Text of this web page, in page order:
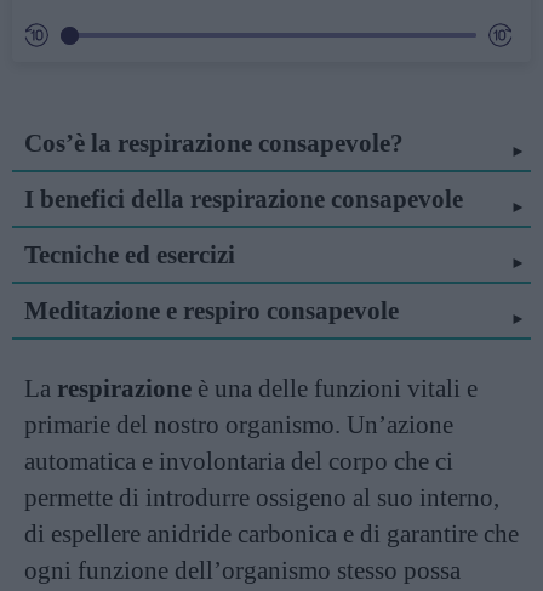
Cos’è la respirazione consapevole?
I benefici della respirazione consapevole
Tecniche ed esercizi
Meditazione e respiro consapevole
La respirazione è una delle funzioni vitali e
primarie del nostro organismo. Un’azione
automatica e involontaria del corpo che ci
permette di introdurre ossigeno al suo interno,
di espellere anidride carbonica e di garantire che
ogni funzione dell’organismo stesso possa